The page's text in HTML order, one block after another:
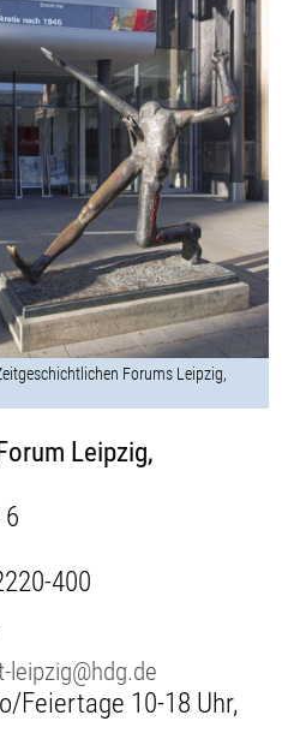
Forums Leipzig,
Leipzig,
400
leipzig@hdg.de
Feiertage 10-18 Uhr,